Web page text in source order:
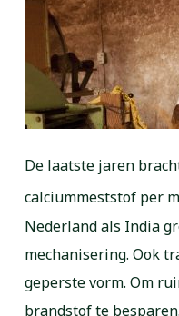
De laatste jaren
calciummeststof per m
Nederland als India
mechanisering. Ook
geperste vorm. Om
brandstof te